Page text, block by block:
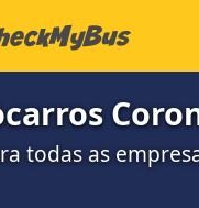
todas as